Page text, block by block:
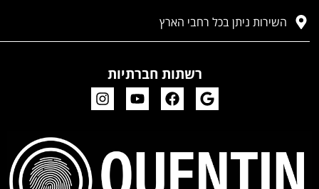
השירות ניתן בכל רחבי הארץ
רשתות חברתיות